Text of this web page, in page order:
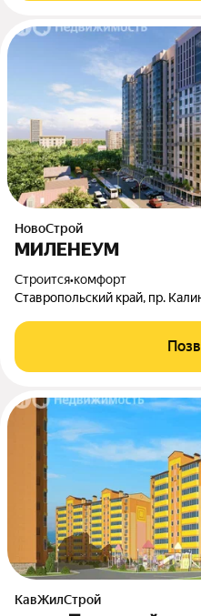
НовоСтрой
МИЛЕНЕУМ
Строится•комфорт
Ставропольский край, пр.
КавЖилСтрой